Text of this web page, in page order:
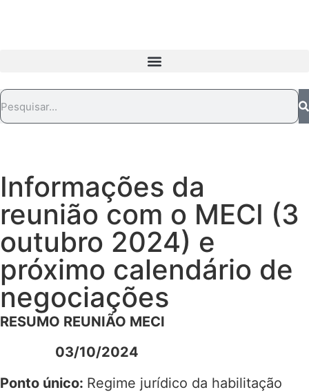
Informações da
reunião com o MECI (3
outubro 2024) e
próximo calendário de
negociações
RESUMO REUNIÃO MECI
03/10/2024
Ponto único: Regime jurídico da habilitação